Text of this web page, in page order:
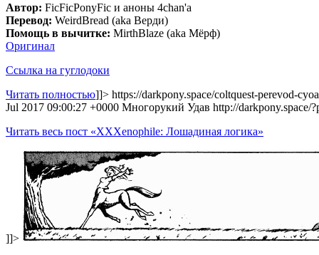
Автор: FicFicPonyFic и аноны 4chan'a
Перевод: WeirdBread (aka Верди)
Помощь в вычитке: MirthBlaze (aka Мёрф)
Оригинал
Ссылка на гуглодоки
Читать полностью]]> https://darkpony.space/coltquest-perevod-
Jul 2017 09:00:27 +0000 Многорукий Удав http://darkpony.space/
Читать весь пост «XXXenophile: Лошадиная логика»
]]>